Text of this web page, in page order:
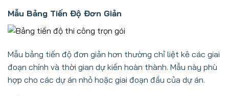
Mẫu Bảng Tiến Độ Đơn Giản
Mẫu bảng tiến độ đơn giản hơn thường chỉ liệt kê các giai
đoạn chính và thời gian dự kiến hoàn thành. Mẫu này phù
hợp cho các dự án nhỏ hoặc giai đoạn đầu của dự án.